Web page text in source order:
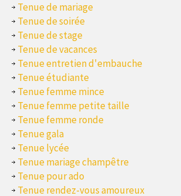
Tenue de mariage
Tenue de soirée
Tenue de stage
Tenue de vacances
Tenue entretien d'embauche
Tenue étudiante
Tenue femme mince
Tenue femme petite taille
Tenue femme ronde
Tenue gala
Tenue lycée
Tenue mariage champêtre
Tenue pour ado
Tenue rendez-vous amoureux